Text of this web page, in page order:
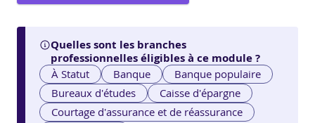
Quelles sont les branches
professionnelles éligibles à ce module ?
À Statut Banque
Banque populaire
Bureaux d'études
Caisse d'épargne
Courtage d'assurance et de réassurance